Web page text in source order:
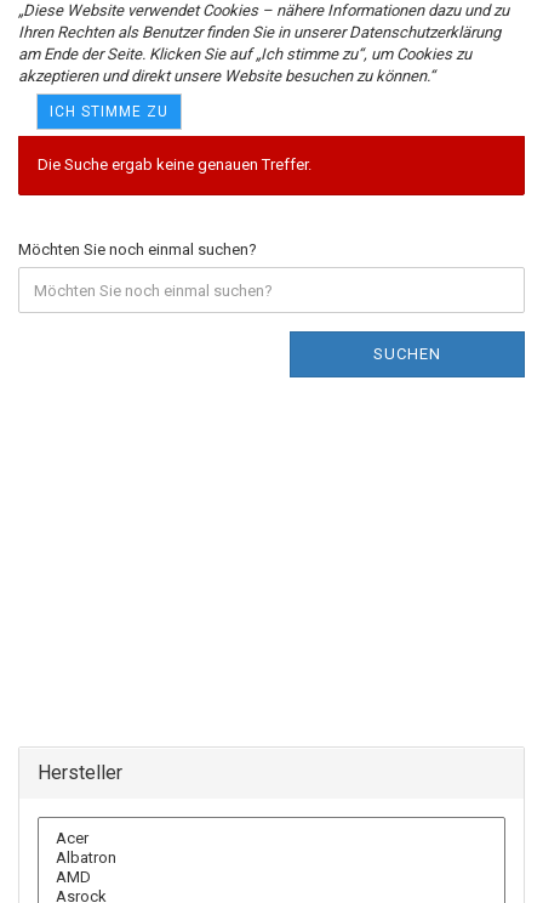
„Diese Website verwendet Cookies – nähere Informationen dazu und zu
Ihren Rechten als Benutzer finden Sie in unserer Datenschutzerklärung
am Ende der Seite. Klicken Sie auf „Ich stimme zu“, um Cookies zu
akzeptieren und direkt unsere Website besuchen zu können.“
ICH STIMME ZU
Erweiterte Suche
Die Suche ergab keine genauen Treffer.
Möchten Sie noch einmal suchen?
SUCHEN
Hersteller